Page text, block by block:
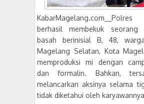
berhasil membekuk seorang
basah berinisial B, 48,
Magelang Selatan, Kota
memproduksi mi dengan
dan formalin. Bahkan,
melancarkan aksinya selama
tidak diketahui oleh